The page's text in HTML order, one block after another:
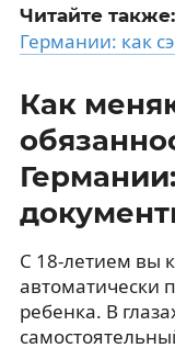
Читайте также:
Германии: как
Как
С 18-летием вы
автоматически
ребенка. В